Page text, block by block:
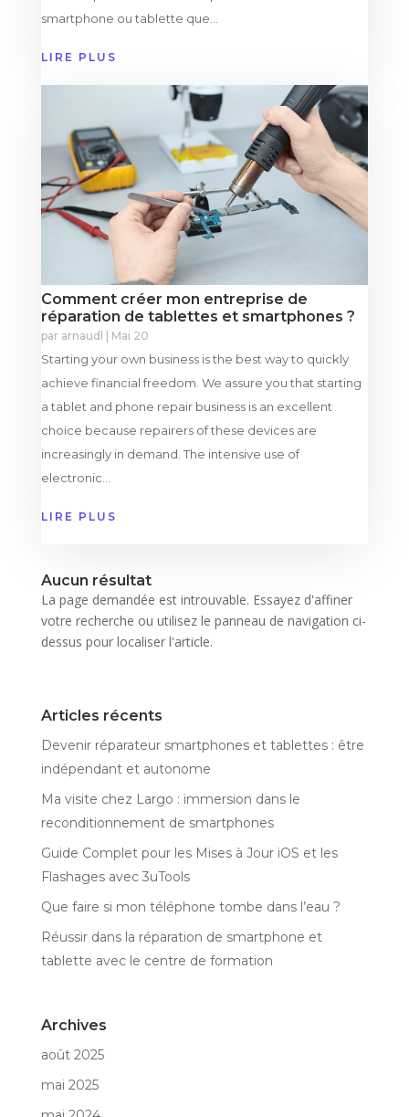
smartphone ou tablette que...
LIRE PLUS
Comment créer mon entreprise de
réparation de tablettes et smartphones ?
par arnaudl Mai 20
Starting your own business is the best way to quickly
achieve financial freedom. We assure you that starting
a tablet and phone repair business is an excellent
choice because repairers of these devices are
increasingly in demand. The intensive use of
electronic...
LIRE PLUS
Aucun résultat
La page demandée est introuvable. Essayez d'affiner
votre recherche ou utilisez le panneau de navigation ci-
dessus pour localiser l'article.
Articles récents
Devenir réparateur smartphones et tablettes : être
indépendant et autonome
Ma visite chez Largo : immersion dans le
reconditionnement de smartphones
Guide Complet pour les Mises à Jour iOS et les
Flashages avec 3uTools
Que faire si mon téléphone tombe dans l’eau ?
Réussir dans la réparation de smartphone et
tablette avec le centre de formation
Archives
août 2025
mai 2025